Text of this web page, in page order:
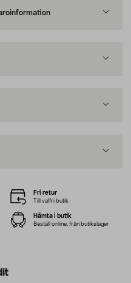
Fri retur
Till valfri butik
Hämta i butik
Beställ online, från butikslager